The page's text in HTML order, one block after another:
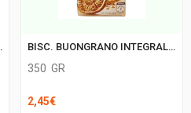
X6 BISC. BUONGRANO INTEGRALI M.B.
350 GR
2,45€